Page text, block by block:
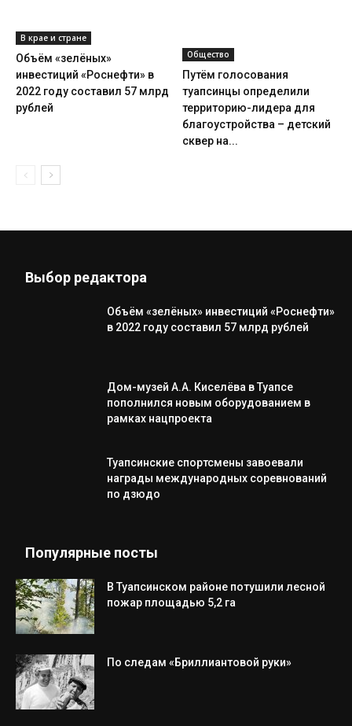
В крае и стране
Объём «зелёных»
инвестиций «Роснефти» в
2022 году составил 57 млрд
рублей
Общество
Путём голосования
туапсинцы определили
территорию-лидера для
благоустройства – детский
сквер на...
Выбор редактора
Объём «зелёных» инвестиций «Роснефти»
в 2022 году составил 57 млрд рублей
Дом-музей А.А. Киселёва в Туапсе
пополнился новым оборудованием в
рамках нацпроекта
Туапсинские спортсмены завоевали
награды международных соревнований
по дзюдо
Популярные посты
В Туапсинском районе потушили лесной
пожар площадью 5,2 га
По следам «Бриллиантовой руки»